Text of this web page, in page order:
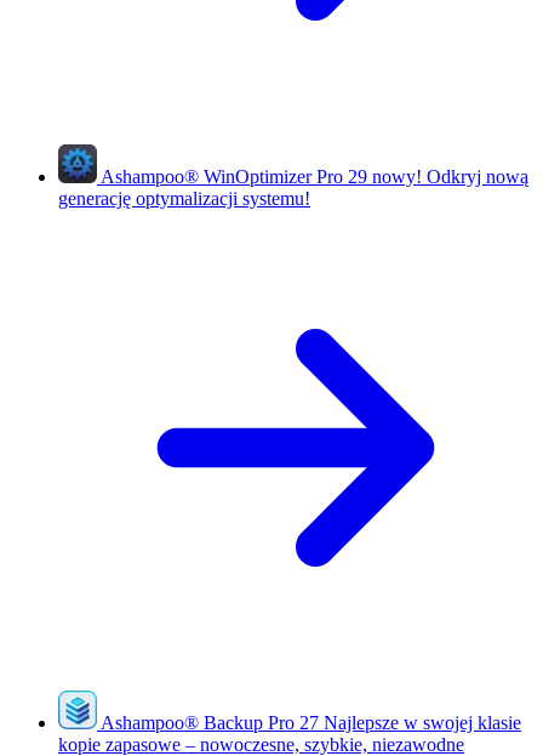
Ashampoo® WinOptimizer Pro 29 nowy! Odkryj nową
generację optymalizacji systemu!
Ashampoo® Backup Pro 27 Najlepsze w swojej klasie
kopie zapasowe – nowoczesne, szybkie, niezawodne